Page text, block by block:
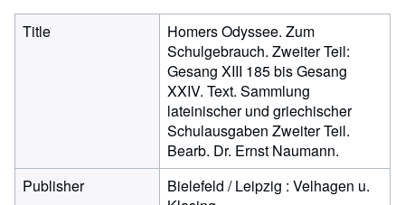
Title
Homers Odyssee. Zum
Schulgebrauch. Zweiter Teil:
Gesang XIII 185 bis Gesang
XXIV. Text. Sammlung
lateinischer und griechischer
Schulausgaben Zweiter Teil.
Bearb. Dr. Ernst Naumann.
Publisher
Bielefeld / Leipzig : Velhagen u.